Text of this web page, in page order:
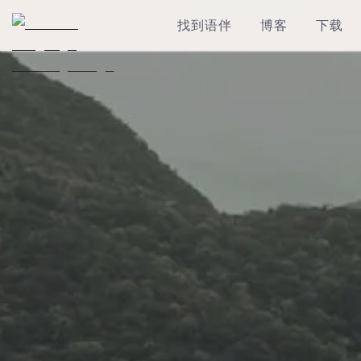
找到语伴 博客 下载